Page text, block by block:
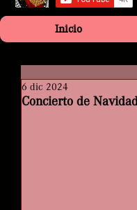
Inicio
Concierto de
6 dic 2024